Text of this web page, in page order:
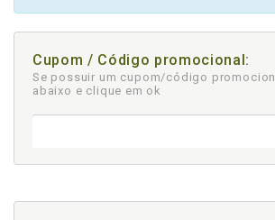
Cupom / Código promocional:
Se possuir um cupom/código
abaixo e clique em ok